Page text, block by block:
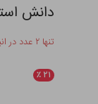
دانش
تنها ۲ عدد در انبار باقی مانده
۲۱ ٪